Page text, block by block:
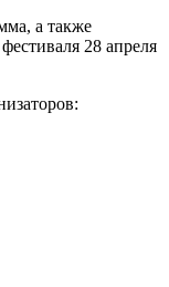
а также
28 апреля